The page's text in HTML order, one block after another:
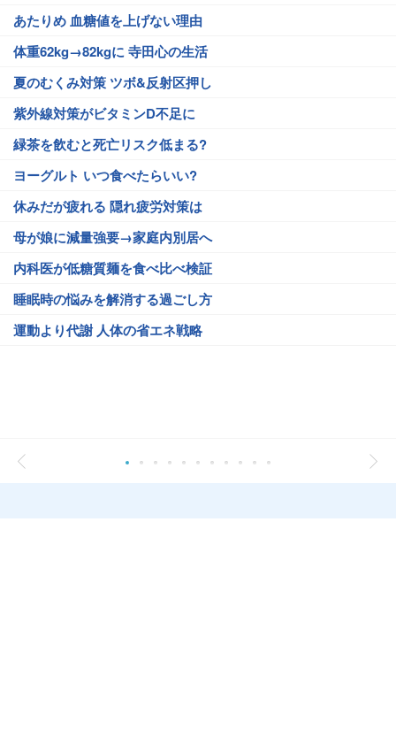
あたりめ 血糖値を上げない理由
体重62kg→82kgに 寺田心の生活
夏のむくみ対策 ツボ&反射区押し
紫外線対策がビタミンD不足に
緑茶を飲むと死亡リスク低まる?
ヨーグルト いつ食べたらいい?
休みだが疲れる 隠れ疲労対策は
母が娘に減量強要→家庭内別居へ
内科医が低糖質麺を食べ比べ検証
睡眠時の悩みを解消する過ごし方
運動より代謝 人体の省エネ戦略